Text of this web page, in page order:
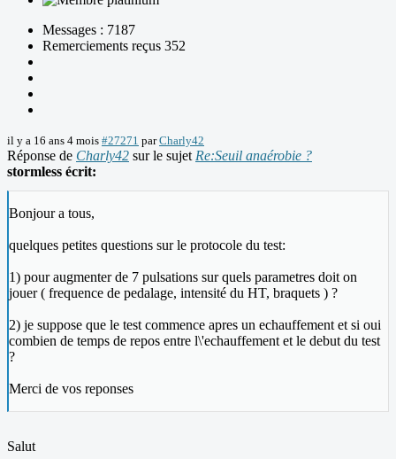
Messages : 7187
Remerciements reçus 352
il y a 16 ans 4 mois #27271 parCharly42
Réponse de Charly42 sur le sujet Re:Seuil anaérobie ?
stormless écrit:
Bonjour a tous,
quelques petites questions sur le protocole du test:
1) pour augmenter de 7 pulsations sur quels parametres doit on
jouer ( frequence de pedalage, intensité du HT, braquets ) ?
2) je suppose que le test commence apres un echauffement et si oui
combien de temps de repos entre l\'echauffement et le debut du test
?
Merci de vos reponses
Salut